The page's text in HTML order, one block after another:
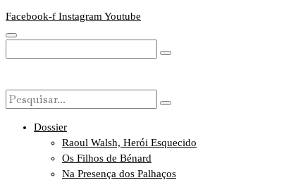
Facebook-f Instagram Youtube
Dossier
Raoul Walsh, Herói Esquecido
Os Filhos de Bénard
Na Presença dos Palhaços